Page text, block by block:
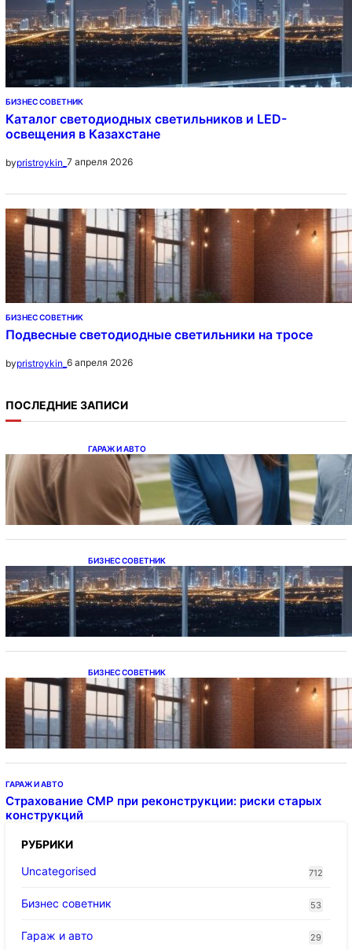
БИЗНЕС СОВЕТНИК
Каталог светодиодных светильников и LED-
освещения в Казахстане
bypristroykin_ 7 апреля 2026
БИЗНЕС СОВЕТНИК
Подвесные светодиодные светильники на тросе
bypristroykin_ 6 апреля 2026
ПОСЛЕДНИЕ ЗАПИСИ
ГАРАЖ И АВТО
Ипотека на новостройки при оформлении
напрямую у застройщика
БИЗНЕС СОВЕТНИК
Каталог светодиодных светильников и
LED-освещения в Казахстане
БИЗНЕС СОВЕТНИК
Подвесные светодиодные светильники на
ГАРАЖ И АВТО
Страхование СМР при реконструкции: риски старых
конструкций
РУБРИКИ
Uncategorised
712
Бизнес советник 53
Гараж и авто 29